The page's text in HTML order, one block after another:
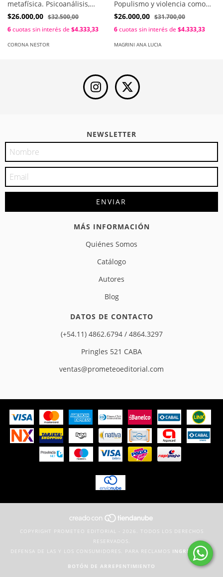
metafísica. Psicoanálisis,
hermenéutica, existencia /
$26.000,00 $32.500,00
6cuotas sin interés de $4.333,33
CORONA NESTOR
Populismo y violencia como
objetos en disputa / Ana Lucia
$26.000,00 $31.700,00
6cuotas sin interés de $4.333,33
MAGRINI ANA LUCIA
NEWSLETTER
MÁS INFORMACIÓN
Quiénes Somos
Catálogo
Autores
Blog
DATOS DE CONTACTO
(+54.11) 4862.6794 / 4864.3297
Pringles 521 CABA
ventas@prometeoeditorial.com
COPYRIGHT PROMETEO EDITORIAL - 2026. TODOS LOS DERECHOS
RESERVADOS.
DEFENSA DE LAS Y LOS CONSUMIDORES. PARA RECLAMOS INGRESÁ ACÁ.
BOTÓN DE ARREPENTIMIENTO